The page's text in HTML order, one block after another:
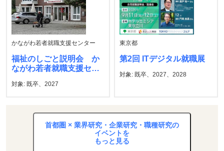
かながわ若者就職支援センター
福祉のしごと説明会 か
ながわ若者就職支援セン
対象: 既卒、2027
東京都
第2回 ITデジタル就職展
対象: 既卒、2027、2028
首都圏 × 業界研究・企業研究・職種研究の
イベントを
もっと見る